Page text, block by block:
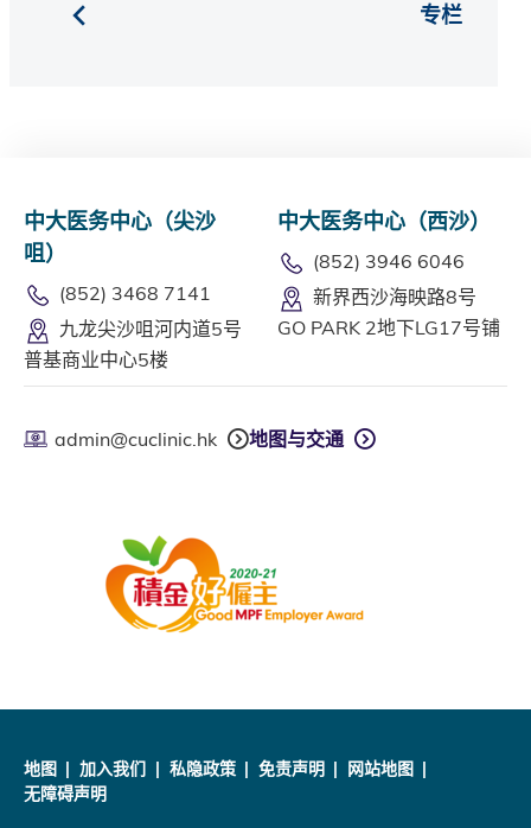
专栏
中大医务中心（尖沙
咀）
(852) 3468 7141
九龙尖沙咀河内道5号
普基商业中心5楼
中大医务中心（西沙）
(852) 3946 6046
新界西沙海映路8号
GO PARK 2地下LG17号铺
admin@cuclinic.hk 地图与交通
地图 加入我们 私隐政策 免责声明
网站地图
无障碍声明